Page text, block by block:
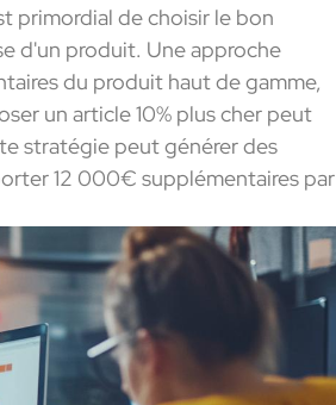
primordial de choisir le bon
d'un produit. Une approche
du produit haut de gamme,
un article 10% plus cher peut
stratégie peut générer des
12 000€ supplémentaires par